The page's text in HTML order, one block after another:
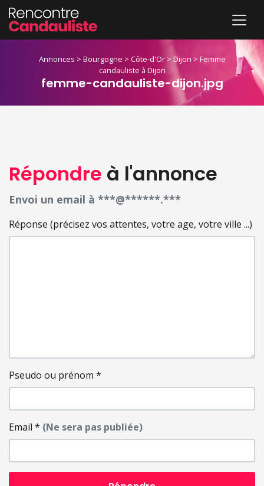
Annonces > Bourgogne > Côte-d'Or> Dijon > Femme
candauliste à Dijon
femme-candauliste-dijon.jpg
Répondre à l'annonce
Envoi un email à ***@******.***
Réponse (précisez vos attentes, votre age, votre ville ...)
Pseudo ou prénom *
Email * (Ne sera pas publiée)